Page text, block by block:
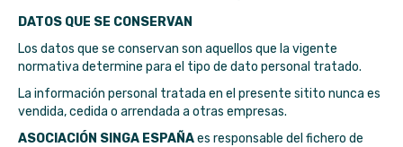
DATOS QUE SE CONSERVAN
Los datos que se conservan son aquellos que la vigente
normativa determine para el tipo de dato personal tratado.
La información personal tratada en el presente sitito nunca es
vendida, cedida o arrendada a otras empresas.
ASOCIACIÓN SINGA ESPAÑAes responsable del fichero de